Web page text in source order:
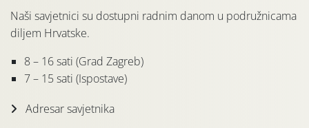
Naši savjetnici su dostupni radnim danom u podružnicama
diljem Hrvatske.
8 – 16 sati (Grad Zagreb)
7 – 15 sati (Ispostave)
Adresar savjetnika